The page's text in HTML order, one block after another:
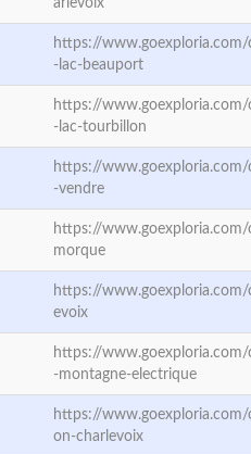
arlevoix
https://
-lac-beauport
https://
-lac-tourbillon
https://
-vendre
https://
morque
https://
evoix
https://
-montagne-electrique
https://
on-charlevoix